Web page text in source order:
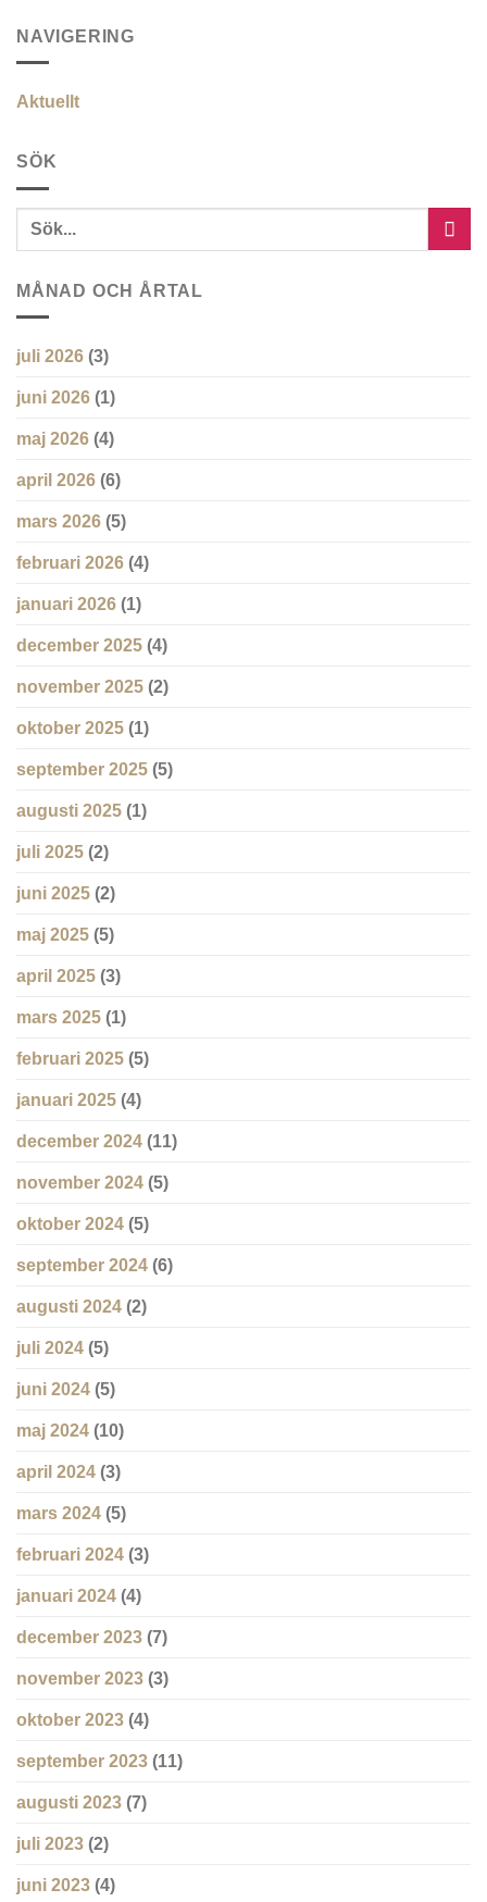
NAVIGERING
Aktuellt
SÖK
MÅNAD OCH ÅRTAL
juli 2026 (3)
juni 2026 (1)
maj 2026 (4)
april 2026 (6)
mars 2026 (5)
februari 2026 (4)
januari 2026 (1)
december 2025 (4)
november 2025 (2)
oktober 2025 (1)
september 2025 (5)
augusti 2025 (1)
juli 2025 (2)
juni 2025 (2)
maj 2025 (5)
april 2025 (3)
mars 2025 (1)
februari 2025 (5)
januari 2025 (4)
december 2024 (11)
november 2024 (5)
oktober 2024 (5)
september 2024 (6)
augusti 2024 (2)
juli 2024 (5)
juni 2024 (5)
maj 2024 (10)
april 2024 (3)
mars 2024 (5)
februari 2024 (3)
januari 2024 (4)
december 2023 (7)
november 2023 (3)
oktober 2023 (4)
september 2023 (11)
augusti 2023 (7)
juli 2023 (2)
juni 2023 (4)